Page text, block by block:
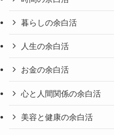
暮らしの余白活
人生の余白活
お金の余白活
心と人間関係の余白活
美容と健康の余白活